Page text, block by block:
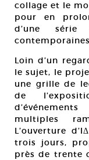
collage et le
pour en
d’une série
Loin d’un
le sujet, le
une grille de
de
multiples
L’ouverture
trois jours,
près de trente